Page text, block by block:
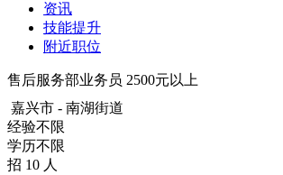
资讯
技能提升
附近职位
售后服务部业务员 2500元以上
嘉兴市 - 南湖街道
经验不限
学历不限
招 10 人